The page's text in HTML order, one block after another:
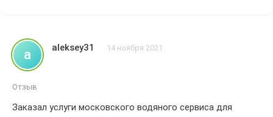
a aleksey31 14 ноября 2021
Отзыв
Заказал услуги московского водяного сервиса для